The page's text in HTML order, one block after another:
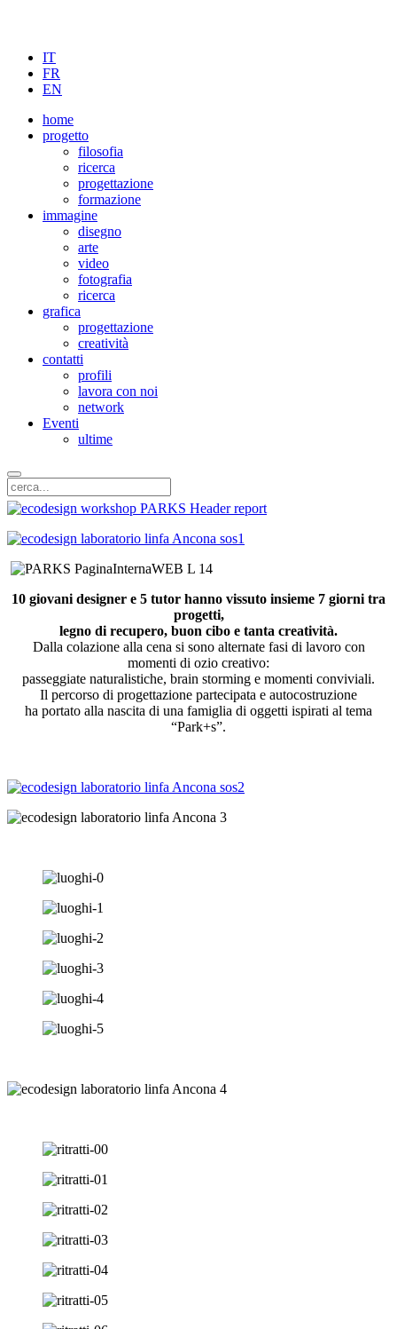
IT
FR
EN
home
progetto
filosofia
ricerca
progettazione
formazione
immagine
disegno
arte
video
fotografia
ricerca
grafica
progettazione
creatività
contatti
profili
lavora con noi
network
Eventi
ultime
10 giovani designer e 5 tutor hanno vissuto insieme 7 giorni tra
progetti,
legno di recupero, buon cibo e tanta creatività.
Dalla colazione alla cena si sono alternate fasi di lavoro con
momenti di ozio creativo:
passeggiate naturalistiche, brain storming e momenti conviviali.
Il percorso di progettazione partecipata e autocostruzione
ha portato alla nascita di una famiglia di oggetti ispirati al tema
“Park+s”.